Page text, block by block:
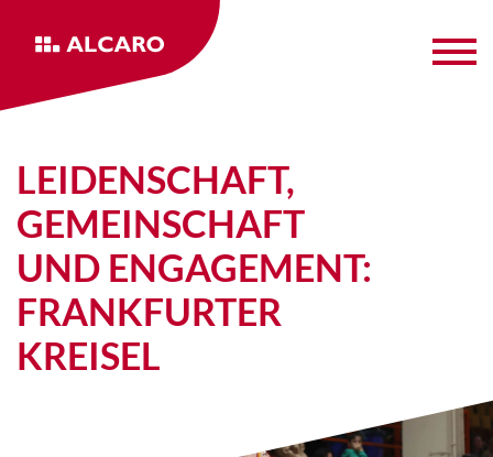
LEIDENSCHAFT,
GEMEINSCHAFT
UND ENGAGEMENT:
FRANKFURTER
KREISEL